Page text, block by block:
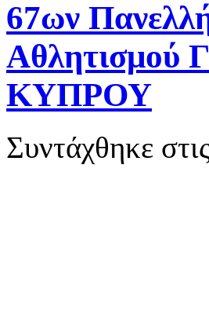
67ων
ΚΥΠΡΟΥ
Συντάχθηκε